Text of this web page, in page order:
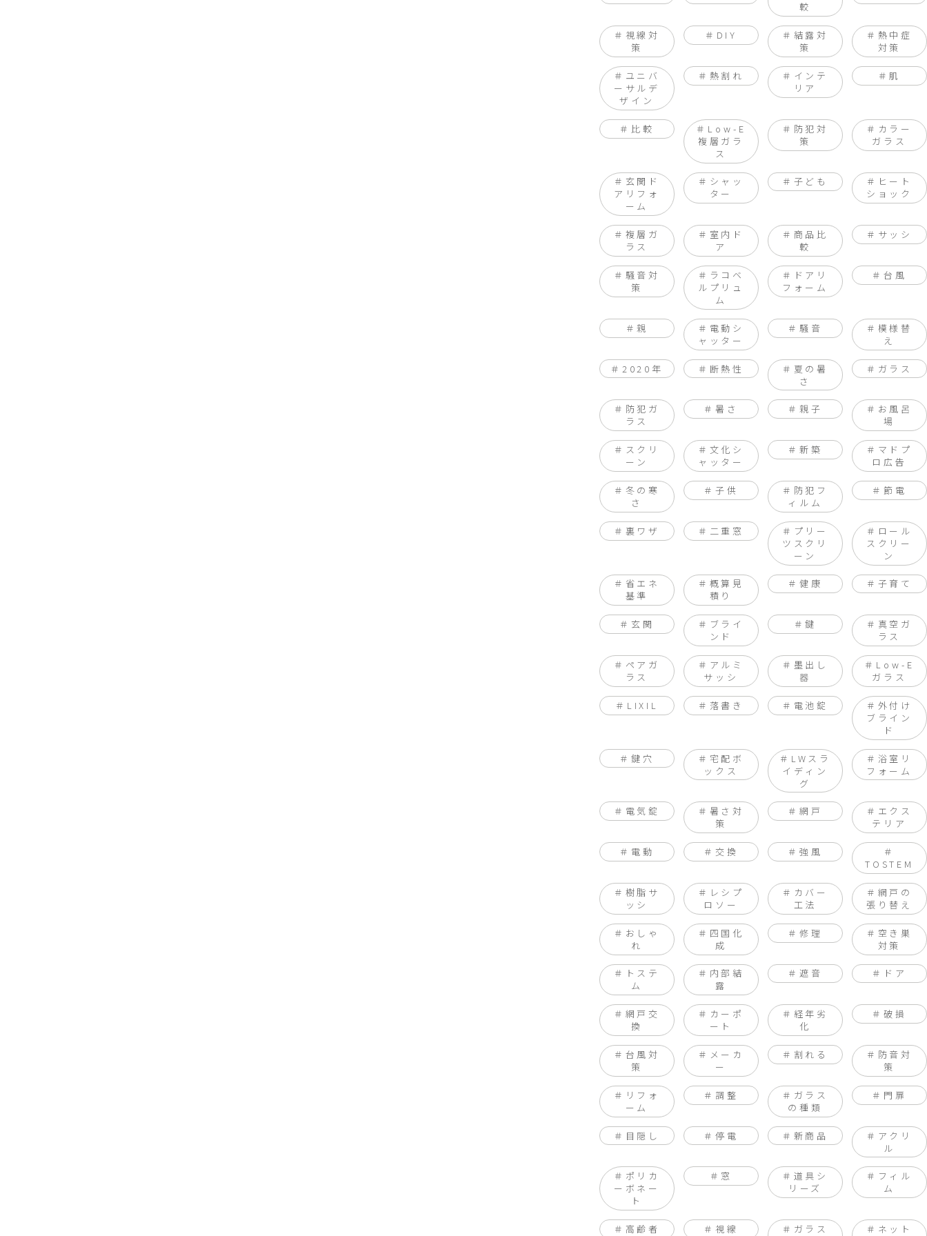
較
視線対
策
DIY
結露対
策
熱中症
対策
ユニバ
ーサルデ
ザイン
熱割れ
インテ
リア
肌
比較
Low-E
複層ガラ
ス
防犯対
策
カラー
ガラス
玄関ド
アリフォ
ーム
シャッ
ター
子ども
ヒート
ショック
複層ガ
ラス
室内ド
ア
商品比
較
サッシ
騒音対
策
ラコベ
ルプリュ
ム
ドアリ
フォーム
台風
親
電動シ
ャッター
騒音
模様替
え
2020年 断熱性
夏の暑
さ
ガラス
防犯ガ
ラス
暑さ 親子
お風呂
場
スクリ
ーン
文化シ
ャッター
新築
マドプ
ロ広告
冬の寒
さ
子供
防犯フ
ィルム
節電
裏ワザ 二重窓
プリー
ツスクリ
ーン
ロール
スクリー
ン
省エネ
基準
概算見
積り
健康 子育て
玄関
ブライ
ンド
鍵
真空ガ
ラス
ペアガ
ラス
アルミ
サッシ
墨出し
器
Low-E
ガラス
LIXIL 落書き 電池錠
外付け
ブライン
ド
鍵穴
宅配ボ
ックス
LWスラ
イディン
グ
浴室リ
フォーム
電気錠
暑さ対
策
網戸
エクス
テリア
電動 交換
強風
TOSTEM
樹脂サ
ッシ
レシプ
ロソー
カバー
工法
網戸の
張り替え
おしゃ
れ
四国化
成
修理
空き巣
対策
トステ
ム
内部結
露
遮音 ドア
網戸交
換
カーポ
ート
経年劣
化
破損
台風対
策
メーカ
ー
割れる
防音対
策
リフォ
ーム
調整
ガラス
の種類
門扉
目隠し 停電 新商品
アクリ
ル
ポリカ
ーボネー
ト
窓
道具シ
リーズ
フィル
ム
高齢者 視線
ガラス
ネット